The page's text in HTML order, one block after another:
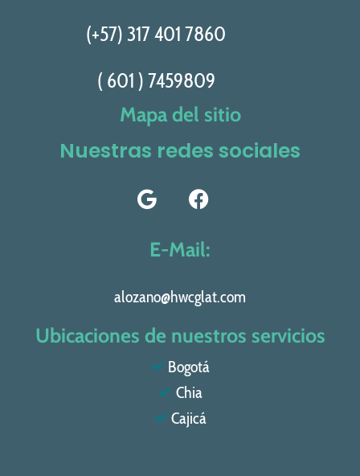
(+57) 317 401 7860
( 601 ) 7459809
Mapa del sitio
Nuestras redes sociales
E-Mail:
alozano@hwcglat.com
Ubicaciones de nuestros servicios
Bogotá
Chia
Cajicá